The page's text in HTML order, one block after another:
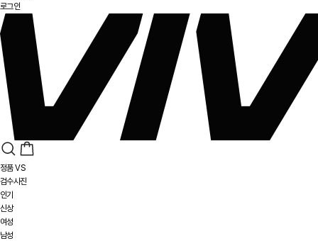
로그인
정품 VS
검수사진
인기
신상
여성
남성